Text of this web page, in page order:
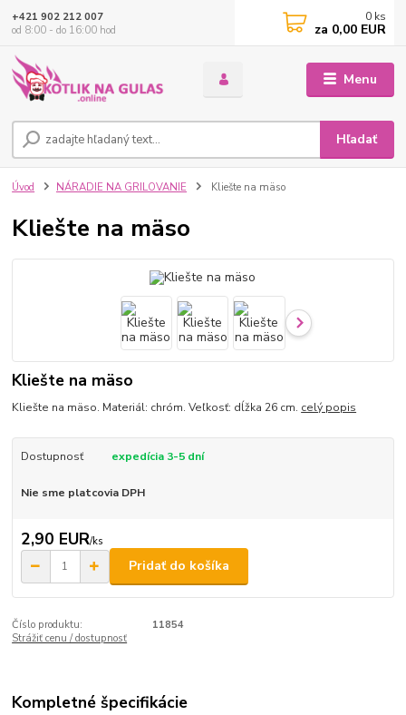
Menu
Hľadať
+421 902 212 007
od 8:00 - do 16:00 hod
0 ks
za 0,00 EUR
Úvod NÁRADIE NA GRILOVANIE Kliešte na mäso
Kliešte na mäso
Kliešte na mäso
Kliešte na mäso. Materiál: chróm. Veľkosť: dĺžka 26 cm. celý popis
Dostupnosť expedícia 3-5 dní
Nie sme platcovia DPH
2,90 EUR/ks
Pridať do košíka
Číslo produktu:
11854
Strážiť cenu / dostupnosť
Kompletné špecifikácie